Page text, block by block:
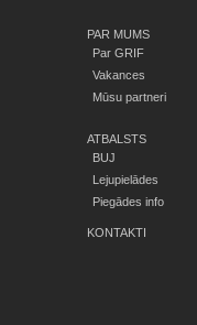
PAR MUMS
Par GRIF
Vakances
Mūsu partneri
ATBALSTS
BUJ
Lejupielādes
Piegādes info
KONTAKTI